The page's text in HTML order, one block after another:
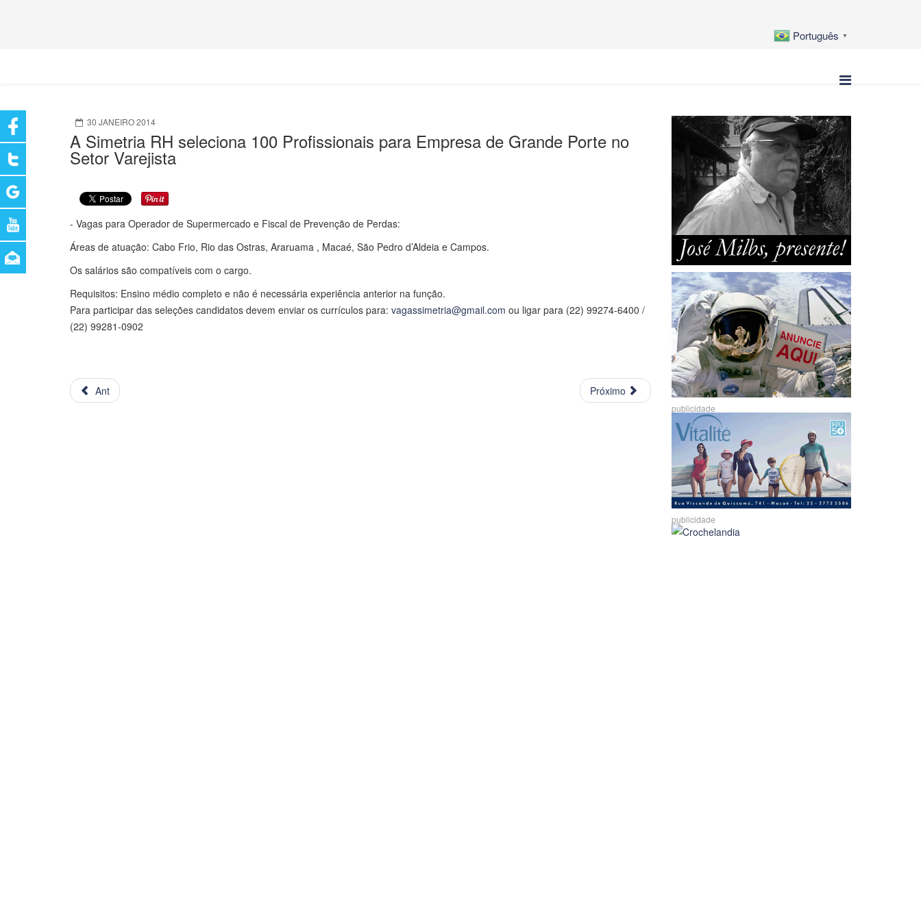
Português ▼
30 JANEIRO 2014
A Simetria RH seleciona 100 Profissionais para Empresa de Grande Porte no
Setor Varejista
- Vagas para Operador de Supermercado e Fiscal de Prevenção de Perdas:
Áreas de atuação: Cabo Frio, Rio das Ostras, Araruama , Macaé, São Pedro d’Aldeia e Campos.
Os salários são compatíveis com o cargo.
Requisitos: Ensino médio completo e não é necessária experiência anterior na função.
Para participar das seleções candidatos devem enviar os currículos para: vagassimetria@gmail.com ou ligar para (22) 99274-6400 /
(22) 99281-0902
Ant Próximo
publicidade
publicidade